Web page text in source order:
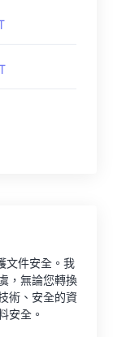
文件安全。我
，無論您轉換
術、安全的資
安全。